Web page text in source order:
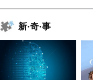
新·奇·事